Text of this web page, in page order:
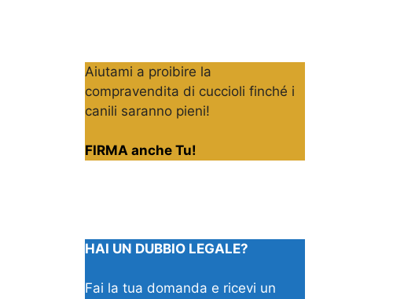
Aiutami a proibire la
compravendita di cuccioli finché i
canili saranno pieni!
FIRMA anche Tu!
HAI UN DUBBIO LEGALE?
Fai la tua domanda e ricevi un